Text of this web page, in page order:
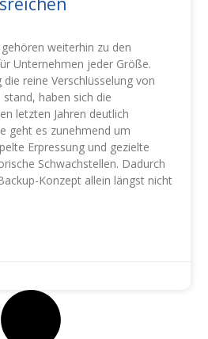
weiterhin zu den
Unternehmen jeder Größe.
reine Verschlüsselung von
haben sich die
letzten Jahren deutlich
geht es zunehmend um
Erpressung und gezielte
Schwachstellen. Dadurch
Konzept allein längst nicht